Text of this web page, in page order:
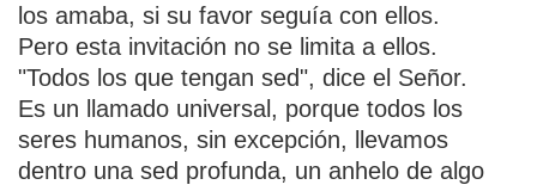
los amaba, si su favor seguía con ellos.
Pero esta invitación no se limita a ellos.
"Todos los que tengan sed", dice el Señor.
Es un llamado universal, porque todos los
seres humanos, sin excepción, llevamos
dentro una sed profunda, un anhelo de algo